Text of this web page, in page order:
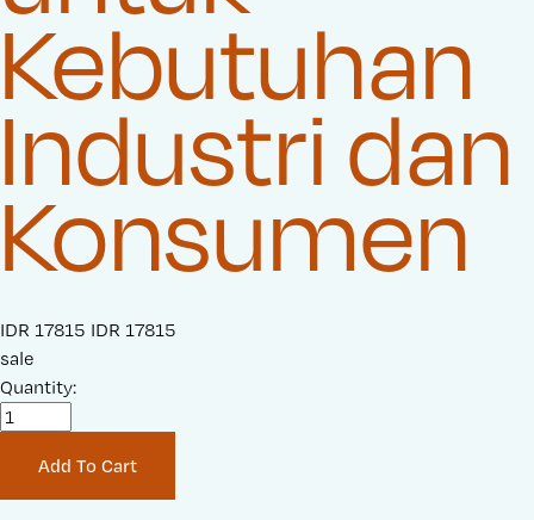
Kebutuhan
Industri dan
Konsumen
S
a
l
e
i
IDR 17815 O
n
a
IDR 17815
sale
Quantity:
Add To Cart